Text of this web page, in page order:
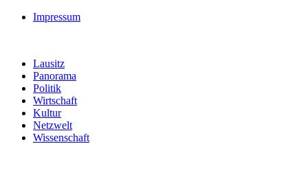
Impressum
Lausitz
Panorama
Politik
Wirtschaft
Kultur
Netzwelt
Wissenschaft